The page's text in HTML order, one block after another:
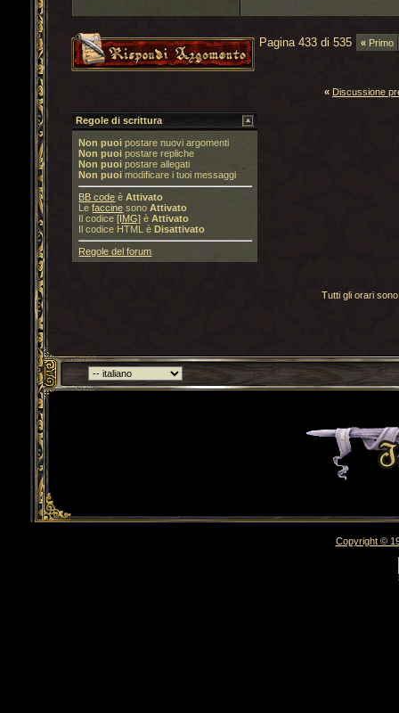
Pagina 433 di 535 « Primo
« Discussione
Regole di scrittura
Non puoi postare nuovi argomenti
Non puoi postare repliche
Non puoi postare allegati
Non puoi modificare i tuoi messaggi
BB code èAttivato
Lefaccine sonoAttivato
Il codice[IMG] èAttivato
Il codice HTML èDisattivato
Regole del forum
Tutti gli orari
Torna indietro
Copyright ©